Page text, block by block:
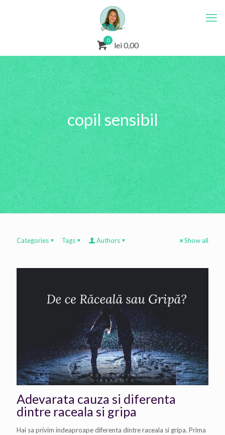
0
lei 0,00
copil sensibil
Categories Tags Authors Show all
Adevarata cauza si diferenta
dintre raceala si gripa
Hai sa privim indeaproape diferenta dintre raceala si gripa. Prima